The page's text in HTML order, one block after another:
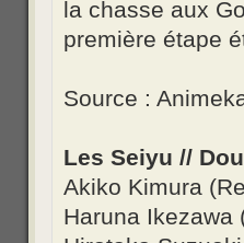
la chasse aux
première étape
Source :
Les Seiyu //
Akiko Kimura
Haruna Ikezawa